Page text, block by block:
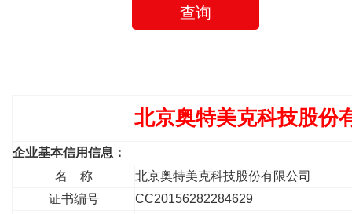
查询
北京奥特美克科技股份
企业基本信用信息：
名 称
北京奥特美克科技股份有限公司
证书编号
CC20156282284629